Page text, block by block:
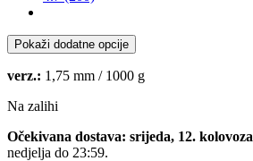
Pokaži dodatne opcije
verz.: 1,75 mm / 1000 g
Na zalihi
Očekivana dostava: srijeda, 12. kolovoza
nedjelja do 23:59.